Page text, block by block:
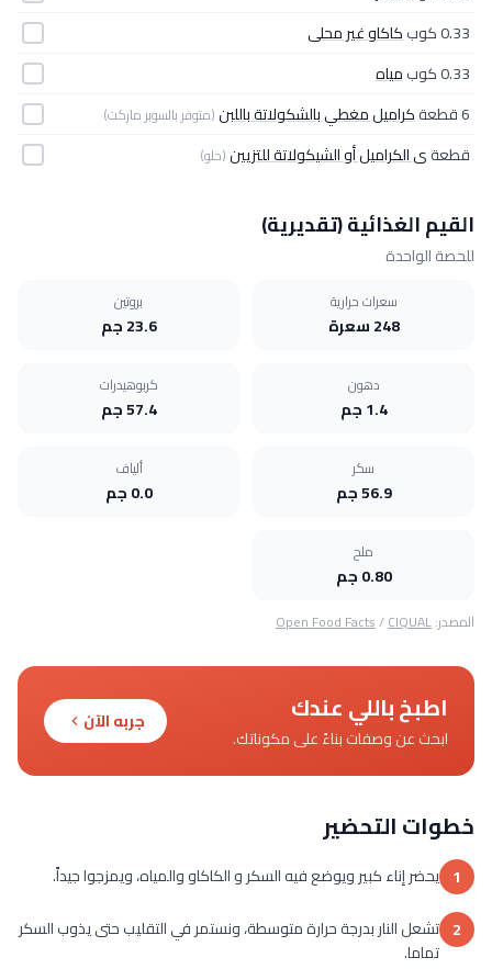
0.33 كوب
كاكاو غير محلى
0.33 كوب
مياه
6 قطعة
كراميل مغطي بالشكولاتة باللبن(متوفر بالسوبر ماركت)
قطعةى الكراميل أو الشيكولاتة للتزيين(حلو)
القيم الغذائية (تقديرية)
للحصة الواحدة
سعرات حرارية
248 سعرة
بروتين
23.6 جم
دهون
1.4 جم
كربوهيدرات
57.4 جم
سكر
56.9 جم
ألياف
0.0 جم
ملح
0.80 جم
المصدر: Open Food Facts/CIQUAL
اطبخ باللي عندك
ابحث عن وصفات بناءً على مكوناتك.
جربه الآن
خطوات التحضير
1 يحضر إناء كبير ويوضع فيه السكر و الكاكاو والمياه، ويمزجوا جيداً.
2 تشعل النار بدرجة حرارة متوسطة، ونستمر في التقليب حتى يذوب السكر
تماما.